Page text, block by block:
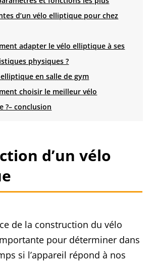
d’un vélo elliptique pour chez
adapter le vélo elliptique à ses
physiques ?
en salle de gym
choisir le meilleur vélo
?– conclusion
d’un vélo
de la construction du vélo
pour déterminer dans
si l’appareil répond à nos